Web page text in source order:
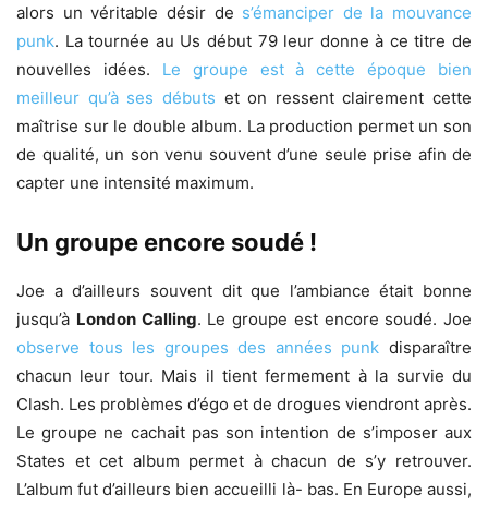
alors un véritable désir de s’émanciper de la mouvance
punk. La tournée au Us début 79 leur donne à ce titre de
nouvelles idées. Le groupe est à cette époque bien
meilleur qu’à ses débuts et on ressent clairement cette
maîtrise sur le double album. La production permet un son
de qualité, un son venu souvent d’une seule prise afin de
capter une intensité maximum.
Un groupe encore soudé !
Joe a d’ailleurs souvent dit que l’ambiance était bonne
jusqu’à London Calling. Le groupe est encore soudé. Joe
observe tous les groupes des années punk disparaître
chacun leur tour. Mais il tient fermement à la survie du
Clash. Les problèmes d’égo et de drogues viendront après.
Le groupe ne cachait pas son intention de s’imposer aux
States et cet album permet à chacun de s’y retrouver.
L’album fut d’ailleurs bien accueilli là- bas. En Europe aussi,